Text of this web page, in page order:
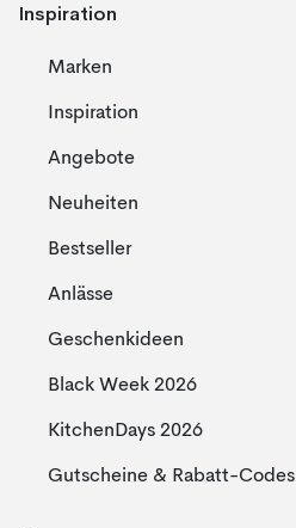
Inspiration
Marken
Inspiration
Angebote
Neuheiten
Bestseller
Anlässe
Geschenkideen
Black Week 2026
KitchenDays 2026
Gutscheine & Rabatt-Codes